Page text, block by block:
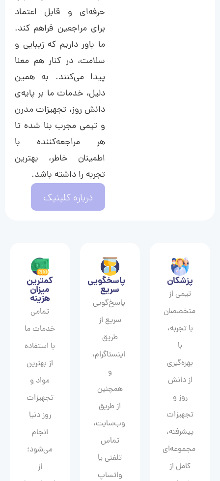
حرفه‌ای و قابل اعتماد
برای مراجعین فراهم کند.
ما باور داریم که زیبایی و
سلامت، در کنار هم معنا
پیدا می‌کنند. به همین
دلیل، خدمات ما بر پایه‌ی
دانش روز، تجهیزات مدرن
و تیمی مجرب بنا شده تا
هر مراجعه‌کننده با
اطمینان خاطر، بهترین
تجربه را داشته باشد.
درباره کلینیک
پزشکان
تیمی از
متخصصان
با تجربه،
با
بهره‌گیری
از دانش
روز و
تجهیزات
پیشرفته،
مجموعه‌ای
کامل از
پاسخگویی
سریع
پاسخ‌گویی
سریع از
طریق
اینستاگرام،
و
همچنین
از طریق
وب‌سایت،
تماس
تلفنی یا
واتساپ
کمترین
میزان
هزینه
تمامی
خدمات ما
با استفاده
از بهترین
مواد و
تجهیزات
روز دنیا
انجام
می‌شود؛
از